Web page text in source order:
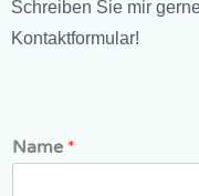
Schreiben Sie mir
Kontaktformular!
Name *